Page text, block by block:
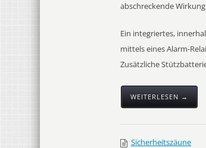
abschreckende
Ein integriertes,
mittels eines Alarm-
Zusätzliche
WEITERLESEN →
Sicherheitszäune